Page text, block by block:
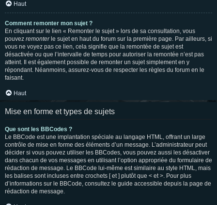
Haut
Comment remonter mon sujet ?
En cliquant sur le lien « Remonter le sujet » lors de sa consultation, vous
pouvez remonterle sujet en haut du forum sur la première page. Par ailleurs, si
vous ne voyez pas ce lien, cela signifie que la remontée de sujet est
désactivée ou que l’intervalle de temps pour autoriser la remontée n’est pas
atteint. Il est également possible de remonter un sujet simplement en y
répondant. Néanmoins, assurez-vous de respecter les règles du forum en le
faisant.
Haut
Mise en forme et types de sujets
Que sont les BBCodes ?
Le BBCode est une implantation spéciale au langage HTML, offrant un large
contrôle de mise en forme des éléments d’un message. L’administrateur peut
décider si vous pouvez utiliser les BBCodes, vous pouvez aussi les désactiver
dans chacun de vos messages en utilisant l’option appropriée du formulaire de
rédaction de message. Le BBCode lui-même est similaire au style HTML, mais
les balises sont incluses entre crochets [ et ] plutôt que < et >. Pour plus
d’informations sur le BBCode, consultez le guide accessible depuis la page de
rédaction de message.